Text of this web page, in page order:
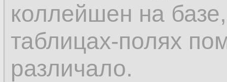
коллейшен на
таблицах-полях
различало.